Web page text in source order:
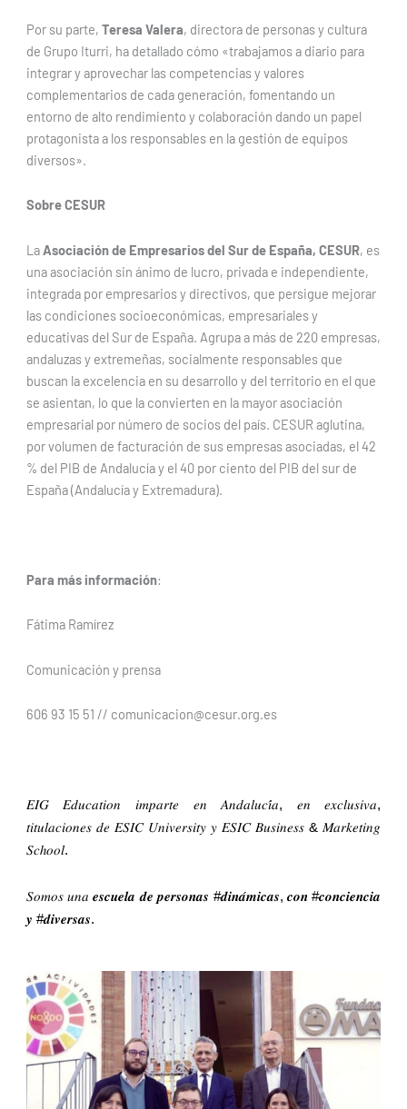
Por su parte, Teresa Valera, directora de personas y cultura
de Grupo Iturri, ha detallado cómo «trabajamos a diario para
integrar y aprovechar las competencias y valores
complementarios de cada generación, fomentando un
entorno de alto rendimiento y colaboración dando un papel
protagonista a los responsables en la gestión de equipos
diversos».
Sobre CESUR
LaAsociación de Empresarios del Sur de España, CESUR, es
una asociación sin ánimo de lucro, privada e independiente,
integrada por empresarios y directivos, que persigue mejorar
las condiciones socioeconómicas, empresariales y
educativas del Sur de España. Agrupa a más de 220 empresas,
andaluzas y extremeñas, socialmente responsables que
buscan la excelencia en su desarrollo y del territorio en el que
se asientan, lo que la convierten en la mayor asociación
empresarial por número de socios del país. CESUR aglutina,
por volumen de facturación de sus empresas asociadas, el 42
% del PIB de Andalucía y el 40 por ciento del PIB del sur de
España (Andalucía y Extremadura).
Para más información:
Fátima Ramírez
Comunicación y prensa
606 93 15 51 // comunicacion@cesur.org.es
𝐸𝐼𝐺 𝐸𝑑𝑢𝑐𝑎𝑡𝑖𝑜𝑛 𝑖𝑚𝑝𝑎𝑟𝑡𝑒 𝑒𝑛 𝐴𝑛𝑑𝑎𝑙𝑢𝑐𝑖́𝑎, 𝑒𝑛 𝑒𝑥𝑐𝑙𝑢𝑠𝑖𝑣𝑎,
𝑡𝑖𝑡𝑢𝑙𝑎𝑐𝑖𝑜𝑛𝑒𝑠 𝑑𝑒 𝐸𝑆𝐼𝐶 𝑈𝑛𝑖𝑣𝑒𝑟𝑠𝑖𝑡𝑦 𝑦 𝐸𝑆𝐼𝐶 𝐵𝑢𝑠𝑖𝑛𝑒𝑠𝑠 & 𝑀𝑎𝑟𝑘𝑒𝑡𝑖𝑛𝑔
𝑆𝑐ℎ𝑜𝑜𝑙.
𝑆𝑜𝑚𝑜𝑠 𝑢𝑛𝑎 𝒆𝒔𝒄𝒖𝒆𝒍𝒂 𝒅𝒆 𝒑𝒆𝒓𝒔𝒐𝒏𝒂𝒔 #𝒅𝒊𝒏𝒂́𝒎𝒊𝒄𝒂𝒔, 𝒄𝒐𝒏 #𝒄𝒐𝒏𝒄𝒊𝒆𝒏𝒄𝒊𝒂
𝒚 #𝒅𝒊𝒗𝒆𝒓𝒔𝒂𝒔.